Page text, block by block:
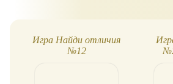
Игра Найди отличия
№12